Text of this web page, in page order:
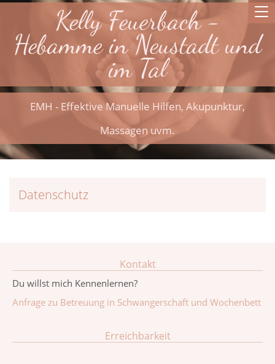
Kelly Feuerbach -
Hebamme in Neustadt und
im Tal
EMH - Effektive Manuelle Hilfen, Akupunktur,
Massagen uvm.
Datenschutz
Kontakt
Du willst mich Kennenlernen?
Anfrage zu Betreuung in Schwangerschaft und Wochenbett
Erreichbarkeit